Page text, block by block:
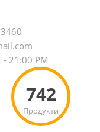
21:00 PM
Продукти
742